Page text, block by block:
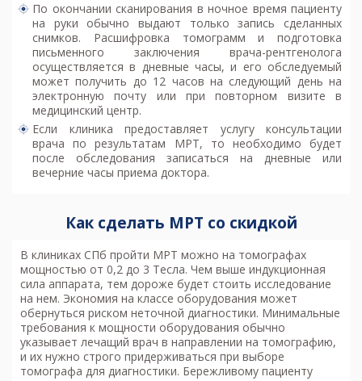
По окончании сканирования в ночное время пациенту
на руки обычно выдают только запись сделанных
снимков. Расшифровка томограмм и подготовка
письменного заключения врача-рентгенолога
осуществляется в дневные часы, и его обследуемый
может получить до 12 часов на следующий день на
электронную почту или при повторном визите в
медицинский центр.
Если клиника предоставляет услугу консультации
врача по результатам МРТ, то необходимо будет
после обследования записаться на дневные или
вечерние часы приема доктора.
Как сделать МРТ со скидкой
В клиниках СПб пройти МРТ можно на томографах
мощностью от 0,2 до 3 Тесла. Чем выше индукционная
сила аппарата, тем дороже будет стоить исследование
на нем. Экономия на классе оборудования может
обернуться риском неточной диагностики. Минимальные
требования к мощности оборудования обычно
указывает лечащий врач в направлении на томографию,
и их нужно строго придерживаться при выборе
томографа для диагностики. Бережливому пациенту